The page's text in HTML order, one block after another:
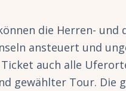
die Herren- und
ansteuert und
auch alle
gewählter Tour. Die